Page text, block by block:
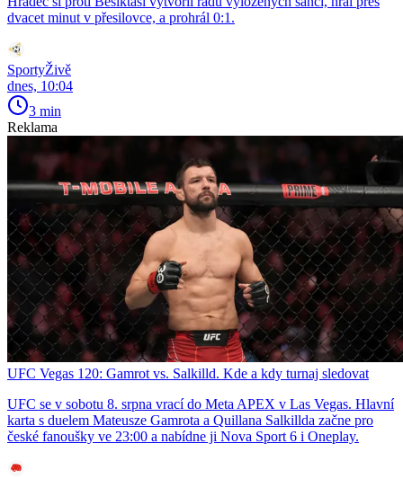
dvacet minut v přesilovce, a prohrál 0:1.
SportyŽivě
dnes, 10:04
3 min
Reklama
UFC Vegas 120: Gamrot vs. Salkilld. Kde a kdy turnaj sledovat
UFC se v sobotu 8. srpna vrací do Meta APEX v Las Vegas. Hlavní
karta s duelem Mateusze Gamrota a Quillana Salkillda začne pro
české fanoušky ve 23:00 a nabídne ji Nova Sport 6 i Oneplay.